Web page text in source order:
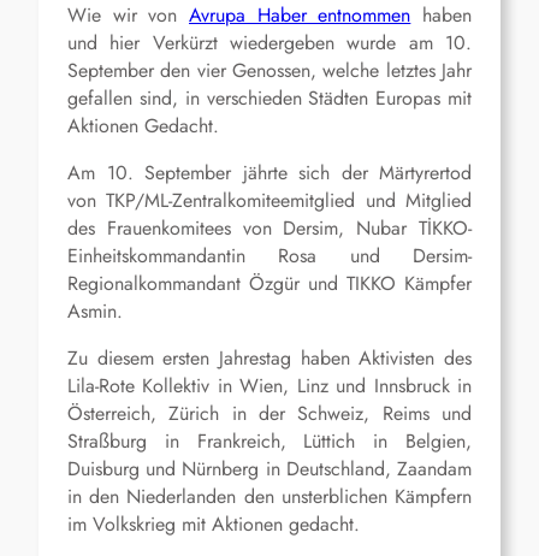
Wie wir von Avrupa Haber entnommen haben
und hier Verkürzt wiedergeben wurde am 10.
September den vier Genossen, welche letztes Jahr
gefallen sind, in verschieden Städten Europas mit
Aktionen Gedacht.
Am 10. September jährte sich der Märtyrertod
von TKP/ML-Zentralkomiteemitglied und Mitglied
des Frauenkomitees von Dersim, Nubar TİKKO-
Einheitskommandantin Rosa und Dersim-
Regionalkommandant Özgür und TIKKO Kämpfer
Asmin.
Zu diesem ersten Jahrestag haben Aktivisten des
Lila-Rote Kollektiv in Wien, Linz und Innsbruck in
Österreich, Zürich in der Schweiz, Reims und
Straßburg in Frankreich, Lüttich in Belgien,
Duisburg und Nürnberg in Deutschland, Zaandam
in den Niederlanden den unsterblichen Kämpfern
im Volkskrieg mit Aktionen gedacht.